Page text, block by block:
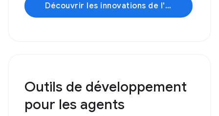
Découvrir les innovations de l'IA
Outils de développement
pour les agents